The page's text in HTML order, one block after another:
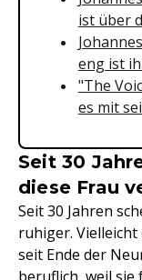
ist über
eng ist
"The
es mit
Seit 30
diese Frau
Seit 30 Jahren
ruhiger. Vielleicht
seit Ende der